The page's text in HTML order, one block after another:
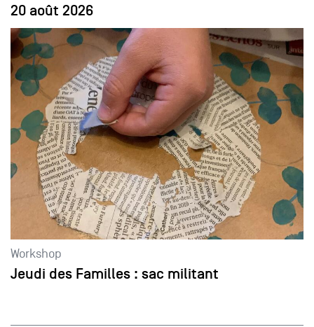
20 août 2026
Workshop
Jeudi des Familles : sac militant